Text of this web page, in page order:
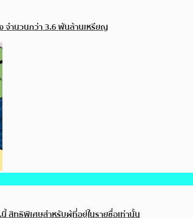
จำนวนกว่า 3.6 พันล้านเหรียญ
สิทธิพิเศษสำหรับผู้ที่อยู่ในรายชื่อเท่านั้น